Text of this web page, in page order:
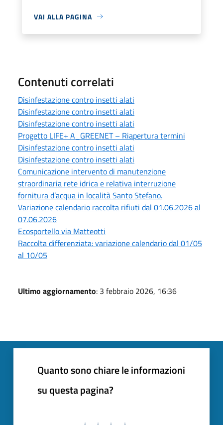
VAI ALLA PAGINA
Contenuti correlati
Disinfestazione contro insetti alati
Disinfestazione contro insetti alati
Disinfestazione contro insetti alati
Progetto LIFE+ A_GREENET – Riapertura termini
Disinfestazione contro insetti alati
Disinfestazione contro insetti alati
Comunicazione intervento di manutenzione
straordinaria rete idrica e relativa interruzione
fornitura d’acqua in località Santo Stefano.
Variazione calendario raccolta rifiuti dal 01.06.2026 al
07.06.2026
Ecosportello via Matteotti
Raccolta differenziata: variazione calendario dal 01/05
al 10/05
Ultimo aggiornamento: 3 febbraio 2026, 16:36
Quanto sono chiare le informazioni
su questa pagina?